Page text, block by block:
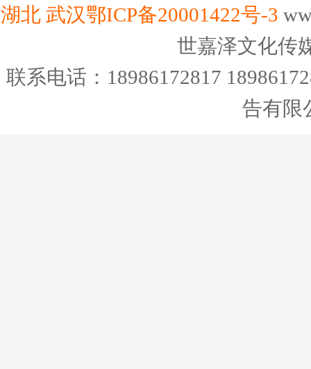
湖北 武汉鄂ICP备20001422号-3
世嘉泽文化传
联系电话：18986172817
告有限